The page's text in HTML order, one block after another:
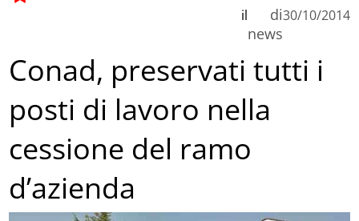
di
news
il 30/10/2014
Conad, preservati tutti i
posti di lavoro nella
cessione del ramo
d’azienda